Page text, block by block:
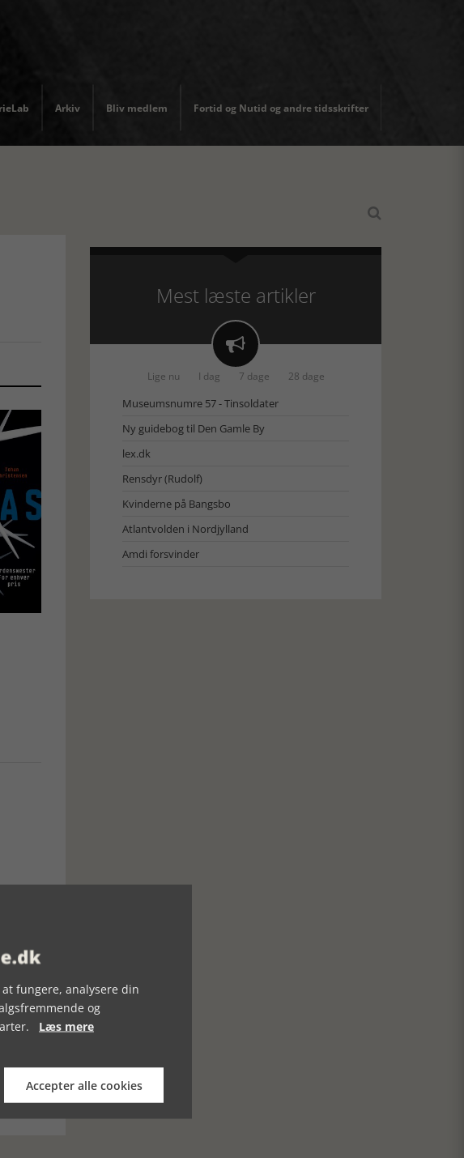
Arkiv Bliv medlem Fortid og Nutid og andre tidsskrifter

Mest læste artikler

Lige nu I dag 7 dage 28 dage
Museumsnumre 57 - Tinsoldater
Ny guidebog til Den Gamle By
lex.dk
Rensdyr (Rudolf)
Kvinderne på Bangsbo
Atlantvolden i Nordjylland
Amdi forsvinder
fungere, analysere din
og
Læs mere
Accepter alle cookies